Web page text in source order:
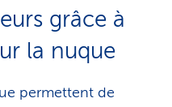
grâce à
la nu­que
permettent de